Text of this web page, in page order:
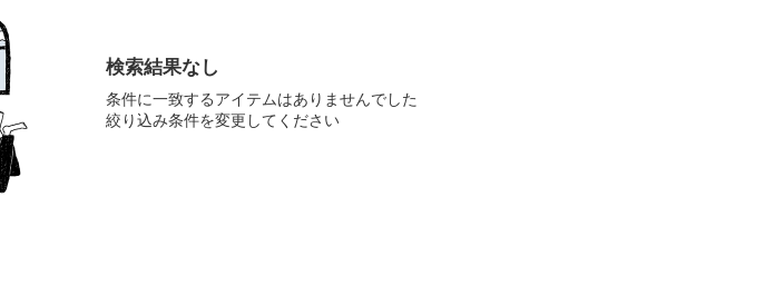
検索結果なし
条件に一致するアイテムはありませんでした
絞り込み条件を変更してください